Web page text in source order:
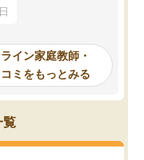
自習室が毎日使えていつ
るのが心強かったよう
謝です。
イン家庭教師・
ミをもっとみる
覧